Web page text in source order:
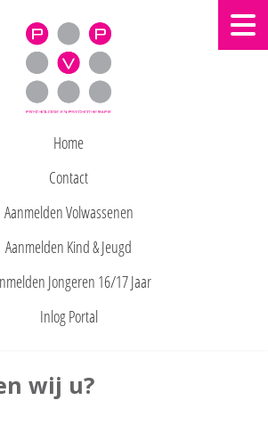
psychologie
Home
Contact
Aanmelden Volwassenen
Aanmelden Kind & Jeugd
Jongeren 16/17 Jaar
Inlog Portal
wij u?